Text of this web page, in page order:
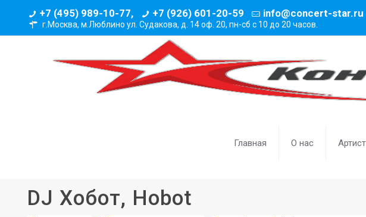
+7 (495) 989-10-77, +7 (926) 601-20-59 info@concert-star.ru
г.Москва, м.Люблино ул. Судакова, д. 14 оф. 20, пн-сб с 10 до 20 часов.
Главная О нас
DJ Хобот, Hobot